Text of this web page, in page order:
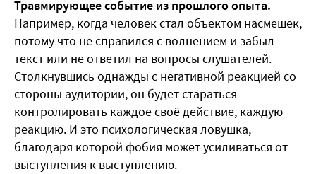
Травмирующее событие из прошлого опыта.
Например, когда человек стал объектом насмешек,
потому что не справился с волнением и забыл
текст или не ответил на вопросы слушателей.
Столкнувшись однажды с негативной реакцией со
стороны аудитории, он будет стараться
контролировать каждое своё действие, каждую
реакцию. И это психологическая ловушка,
благодаря которой фобия может усиливаться от
выступления к выступлению.